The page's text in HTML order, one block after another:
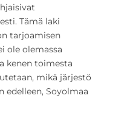
Tämä laki
tarjoamisen
ole olemassa
kenen toimesta
mikä järjestö
edelleen, Soyolmaa